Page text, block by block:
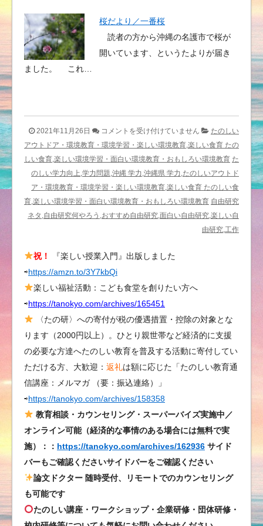
桜だより／一番桜
読者の方から沖縄の名護市で桜が
開いています、というたよりが届き
ました。 これ…
2021年11月26日
た
の
し
い
秋
の
講
反
響
「い
ろ
ズ
ル」
さ
っ
そ
く
い
ろ
な
こ
コメントを受け付けていません
たのしい
アウトドア・環境教育・環境学習・楽しい環境教育,楽しい食育 たの
しい食育,楽しい環境学習・面白い環境教育・おもしろい環境教育 た
のしい学力向上,学力問題,沖縄 学力,沖縄県 学力,たのしいアウトド
ア・環境教育・環境学習・楽しい環境教育,楽しい食育 たのしい食
育,楽しい環境学習・面白い環境教育・おもしろい環境教育 自由研究
ネタ,自由研究何やろう,おすすめ自由研究,面白い自由研究,楽しい自
由研究,工作
祝！
『楽しい授業入門』出版しました
⇨https://amzn.to/3Y7kbQi
楽しい福祉活動：こども食堂を創りたい方へ
⇨https://tanokyo.com/archives/165451
〈たの研〉への寄付が税の優遇措置・控除の対象とな
ります（2000円以上）。ひとり親世帯など経済的に支援
の必要な方達へたのしい教育を普及する活動に寄付してい
ただける方、大歓迎： 返礼は額に応じた「たのしい教育通
信講座：メルマガ （要：振込連絡）」
⇨https://tanokyo.com/archives/158358
教育相談・カウンセリング・スーパーバイズ実施中／
オンライン可能（経済的な事情のある場合には無料で実
施）：： https://tanokyo.com/archives/162936 サイド
バーもご確認くださいサイドバーをご確認ください
論文ドクター 随時受付、リモートでのカウンセリング
も可能です
たのしい講座・ワークショップ・企業研修・団体研修・